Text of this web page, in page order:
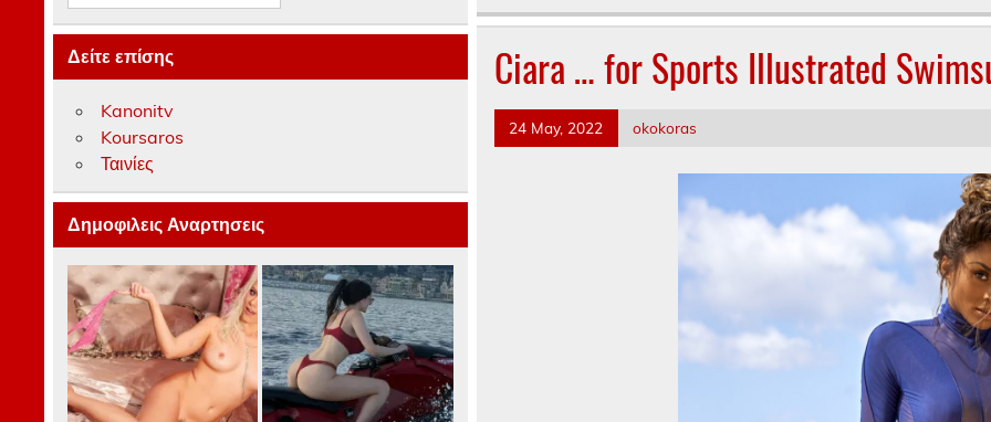
Ciara … for Sports Illustrated
24 May, 2022 okokoras
Δείτε επίσης
Kanonitv
Koursaros
Ταινίες
Δημοφιλεις Αναρτησεις